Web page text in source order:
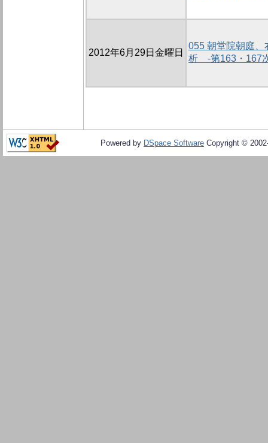
2012年6月29日金曜日
055 朝堂院朝庭、
析 -第163・167
Powered by DSpace Software Copyright ©